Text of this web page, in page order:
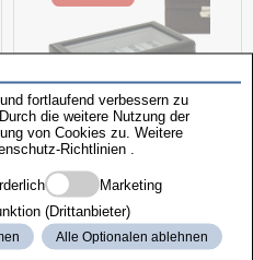
Uhrenboxen
fortlaufend verbessern zu
die weitere Nutzung der
von Cookies zu. Weitere
Richtlinien
Marketing
(Drittanbieter)
Alle Optionalen ablehnen